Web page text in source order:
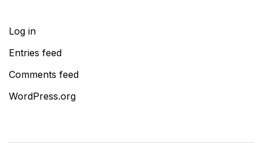
Log in
Entries feed
Comments feed
WordPress.org